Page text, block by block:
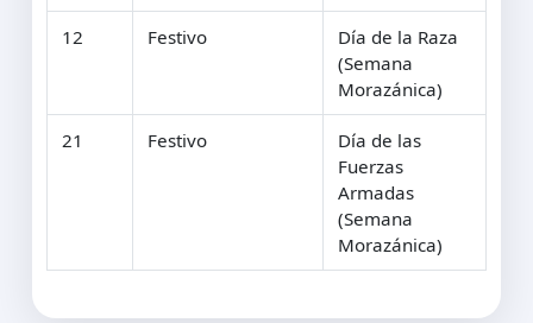
12 Festivo
Día de la Raza
(Semana
Morazánica)
21 Festivo
Día de las
Fuerzas
Armadas
(Semana
Morazánica)